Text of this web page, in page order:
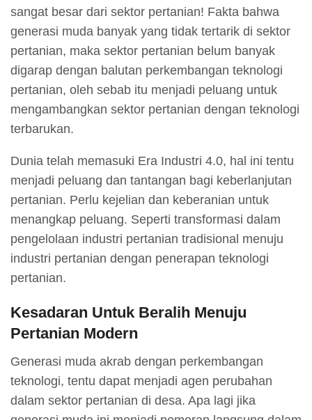
sangat besar dari sektor pertanian! Fakta bahwa
generasi muda banyak yang tidak tertarik di sektor
pertanian, maka sektor pertanian belum banyak
digarap dengan balutan perkembangan teknologi
pertanian, oleh sebab itu menjadi peluang untuk
mengambangkan sektor pertanian dengan teknologi
terbarukan.
Dunia telah memasuki Era Industri 4.0, hal ini tentu
menjadi peluang dan tantangan bagi keberlanjutan
pertanian. Perlu kejelian dan keberanian untuk
menangkap peluang. Seperti transformasi dalam
pengelolaan industri pertanian tradisional menuju
industri pertanian dengan penerapan teknologi
pertanian.
Kesadaran Untuk Beralih Menuju
Pertanian Modern
Generasi muda akrab dengan perkembangan
teknologi, tentu dapat menjadi agen perubahan
dalam sektor pertanian di desa. Apa lagi jika